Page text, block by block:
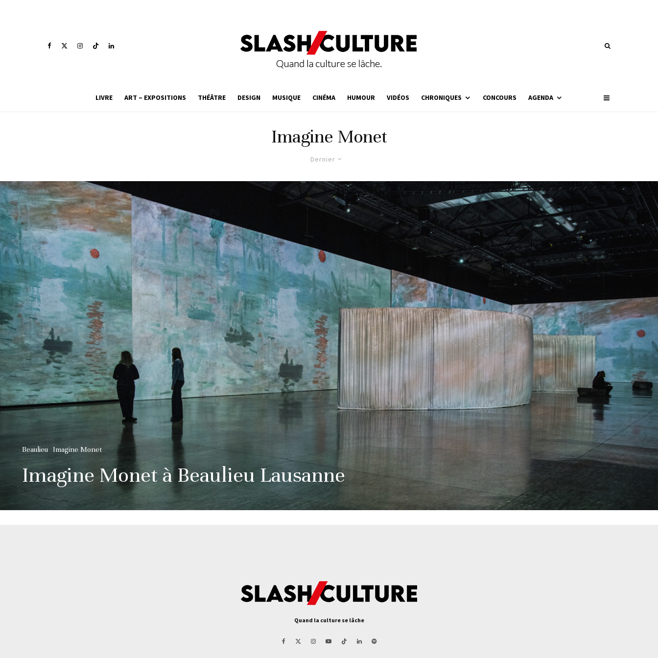
LIVRE ART – EXPOSITIONS THÉÂTRE DESIGN MUSIQUE CINÉMA HUMOUR VIDÉOS CHRONIQUES CONCOURS AGENDA
Imagine Monet
Dernier
Beaulieu Imagine Monet
Imagine Monet à Beaulieu Lausanne
Quand la culture se lâche